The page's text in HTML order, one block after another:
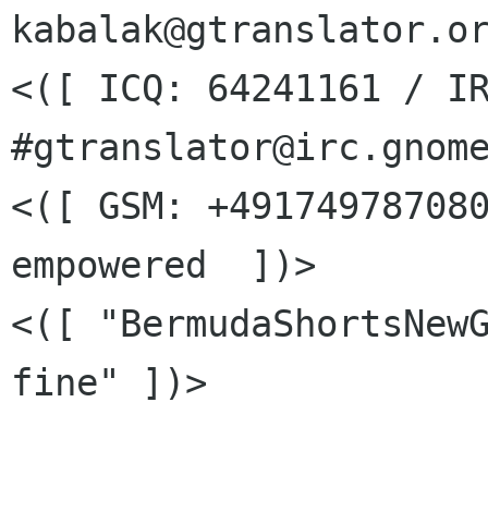
<([ ICQ: 64241161 /
<([ GSM:
empowered  ])>
<([
fine" ])>